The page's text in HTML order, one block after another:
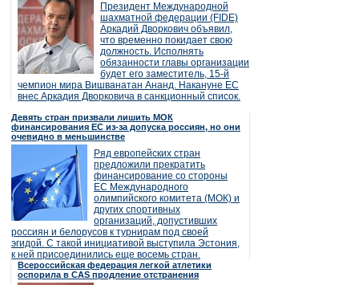
Президент Международной
шахматной федерации (FIDE)
Аркадий Дворкович объявил,
что временно покидает свою
должность. Исполнять
обязанности главы организации
будет его заместитель, 15-й
чемпион мира Вишванатан Ананд. Накануне ЕС
внес Аркадия Дворковича в санкционный список.
Девять стран призвали лишить МОК
финансирования ЕС из-за допуска россиян, но они
очевидно в меньшинстве
Ряд европейских стран
предложили прекратить
финансирование со стороны
ЕС Международного
олимпийского комитета (МОК) и
других спортивных
организаций, допустивших
россиян и белорусов к турнирам под своей
эгидой. С такой инициативой выступила Эстония,
к ней присоединились еще восемь стран.
Всероссийская федерация легкой атлетики
оспорила в CAS продление отстранения